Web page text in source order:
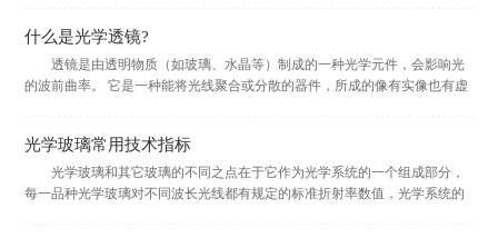
什么是光学透镜?
透镜是由透明物质（如玻璃、水晶等）制成的一种光学元件，会影响光
的波前曲率。 它是一种能将光线聚合或分散的器件，所成的像有实像也有虚
光学玻璃常用技术指标
光学玻璃和其它玻璃的不同之点在于它作为光学系统的一个组成部分，
每一品种光学玻璃对不同波长光线都有规定的标准折射率数值，光学系统的